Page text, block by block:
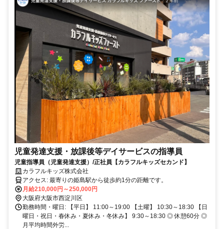
児童発達支援・放課後等デイサービスの指導員
児童指導員（児童発達支援）/正社員【カラフルキッズセカンド】
カラフルキッズ株式会社
アクセス: 最寄りの姫島駅から徒歩約1分の距離です。
月給210,000円～250,000円
大阪府大阪市西淀川区
勤務時間・曜日: 【平日】 11:00～19:00 【土曜】 10:30～18:30 【日
曜日・祝日・春休み・夏休み・冬休み】 9:30～18:30 ◎ 休憩60分 ◎
月平均時間外労...